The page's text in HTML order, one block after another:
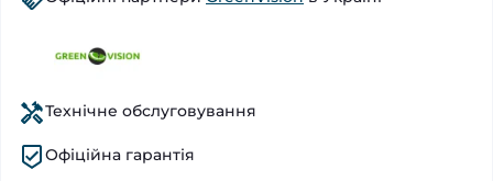
Технічне обслуговування
Офіційна гарантія